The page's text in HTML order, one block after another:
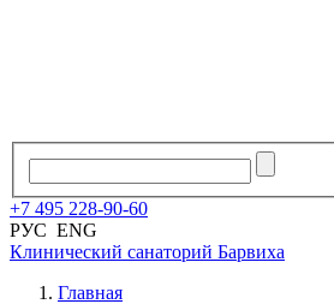
+7 495 228-90-60
РУС ENG
Клинический санаторий Барвиха
Главная